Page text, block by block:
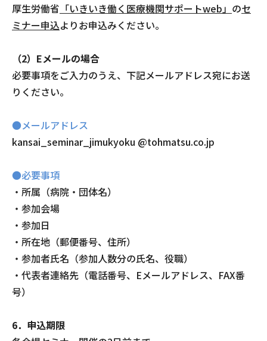
厚生労働省 「いきいき働く医療機関サポートweb」 のセ
ミナー申込よりお申込みください。
（2）Eメールの場合
必要事項をご入力のうえ、下記メールアドレス宛にお送
りください。
●メールアドレス
kansai_seminar_jimukyoku @tohmatsu.co.jp
●必要事項
・所属（病院・団体名）
・参加会場
・参加日
・所在地（郵便番号、住所）
・参加者氏名（参加人数分の氏名、役職）
・代表者連絡先（電話番号、Eメールアドレス、FAX番
号）
6．申込期限